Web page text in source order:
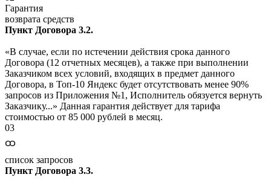
Гарантия
возврата средств
Пункт Договора 3.2.
«В случае, если по истечении действия срока данного
Договора (12 отчетных месяцев), а также при выполнении
Заказчиком всех условий, входящих в предмет данного
Договора, в Топ-10 Яндекс будет отсутствовать менее 90%
запросов из Приложения №1, Исполнитель обязуется вернуть
Заказчику...» Данная гарантия действует для тарифа
стоимостью от 85 000 рублей в месяц.
03
ထ
список запросов
Пункт Договора 3.3.